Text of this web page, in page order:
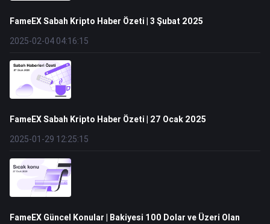
FameEX Sabah Kripto Haber Özeti | 3 Şubat 2025
2025-02-04 04:16:15
FameEX Sabah Kripto Haber Özeti | 27 Ocak 2025
2025-01-29 12:25:15
FameEX Güncel Konular | Bakiyesi 100 Dolar ve Üzeri Olan